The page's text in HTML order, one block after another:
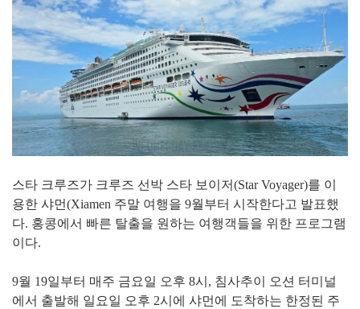
스타 크루즈가 크루즈 선박 스타 보이저(Star Voyager)를 이
용한 샤먼(Xiamen 주말 여행을 9월부터 시작한다고 발표했
다. 홍콩에서 빠른 탈출을 원하는 여행객들을 위한 프로그램
이다.
9월 19일부터 매주 금요일 오후 8시, 침사추이 오션 터미널
에서 출발해 일요일 오후 2시에 샤먼에 도착하는 한정된 주